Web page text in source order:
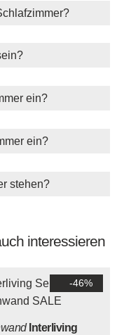
ein?
ein?
stehen?
interessieren
-46%
Interliving